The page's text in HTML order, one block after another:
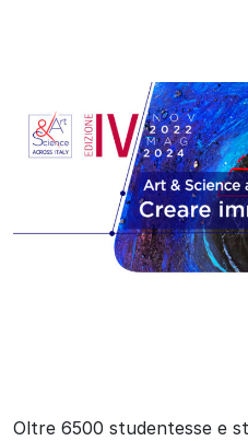
Oltre 6500 studentesse e